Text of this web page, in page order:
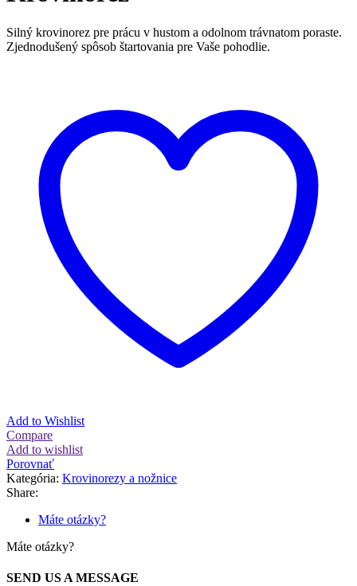
Silný krovinorez pre prácu v hustom a odolnom trávnatom poraste.
Zjednodušený spôsob štartovania pre Vaše pohodlie.
Add to Wishlist
Compare
Add to wishlist
Porovnať
Kategória: Krovinorezy a nožnice
Share:
Máte otázky?
Máte otázky?
SEND US A MESSAGE